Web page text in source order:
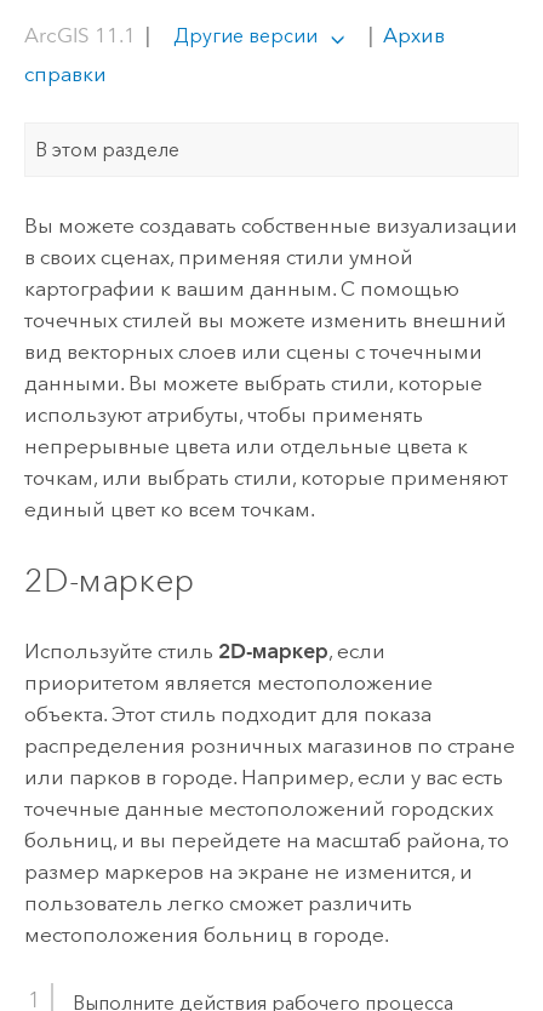
ArcGIS 11.1 Другие версии
Архив
справки
В этом разделе
Вы можете создавать собственные визуализации
в своих сценах, применяя стили умной
картографии к вашим данным. С помощью
точечных стилей вы можете изменить внешний
вид векторных слоев или сцены с точечными
данными. Вы можете выбрать стили, которые
используют атрибуты, чтобы применять
непрерывные цвета или отдельные цвета к
точкам, или выбрать стили, которые применяют
единый цвет ко всем точкам.
2D-маркер
Используйте стиль 2D-маркер, если
приоритетом является местоположение
объекта. Этот стиль подходит для показа
распределения розничных магазинов по стране
или парков в городе. Например, если у вас есть
точечные данные местоположений городских
больниц, и вы перейдете на масштаб района, то
размер маркеров на экране не изменится, и
пользователь легко сможет различить
местоположения больниц в городе.
Выполните действия рабочего процесса